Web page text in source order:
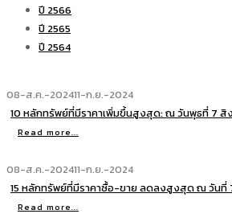
ปี 2566
ปี 2565
ปี 2564
08-ส.ค.-202411-ก.ย.-2024
10 หลักทรัพย์ที่มีราคาเพิ่มขึ้นสูงสุด: ณ วันพุธที่ 7 สิ
Read more...
08-ส.ค.-202411-ก.ย.-2024
15 หลักทรัพย์ที่มีราคาซื้อ-ขาย ลดลงสูงสุด ณ วันที่
Read more...